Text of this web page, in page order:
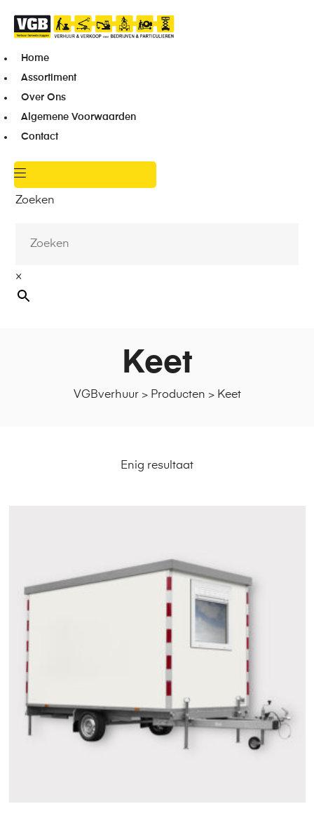
Home
Assortiment
Over Ons
Algemene Voorwaarden
Contact
Zoeken
×
VGBverhuur> Producten > Keet
Keet
Enig resultaat